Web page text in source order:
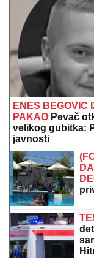
VUKAO ŽENU
DIREKTNO U
Istrčala na ulicu
sprečili